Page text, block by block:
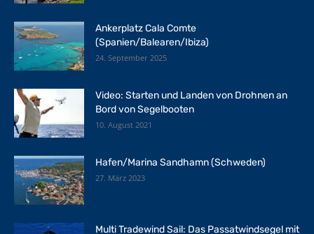
Ankerplatz Cala Comte
(Spanien/Balearen/Ibiza)
24. September 2025
Video: Starten und Landen von Drohnen an
Bord von Segelbooten
10. August 2021
Hafen/Marina Sandhamn (Schweden)
27. März 2023
Multi Tradewind Sail: Das Passatwindsegel mit